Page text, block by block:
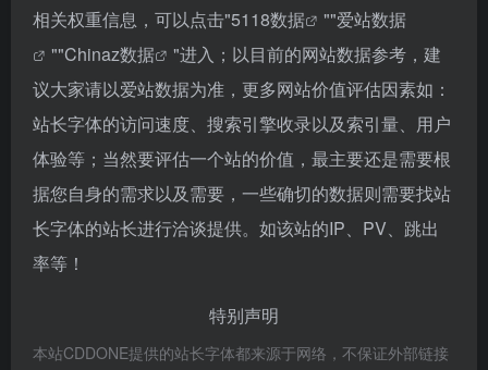
相关权重信息，可以点击"5118数据 ""爱站数据
""Chinaz数据
"进入；以目前的网站数据参考，建
议大家请以爱站数据为准，更多网站价值评估因素如：
站长字体的访问速度、搜索引擎收录以及索引量、用户
体验等；当然要评估一个站的价值，最主要还是需要根
据您自身的需求以及需要，一些确切的数据则需要找站
长字体的站长进行洽谈提供。如该站的IP、PV、跳出
率等！
特别声明
本站CDDONE提供的站长字体都来源于网络，不保证外部链接